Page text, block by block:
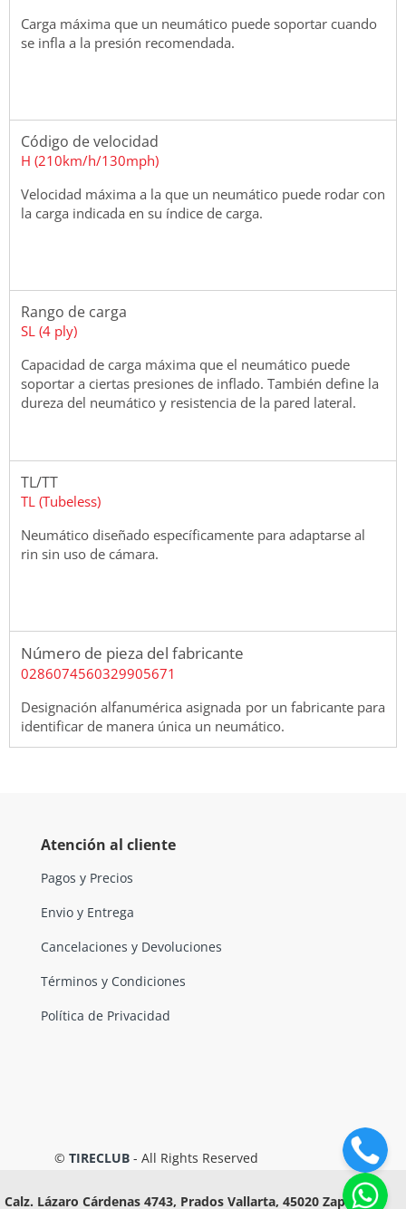
Carga máxima que un neumático puede soportar cuando
se infla a la presión recomendada.
Código de velocidad
H (210km/h/130mph)
Velocidad máxima a la que un neumático puede rodar con
la carga indicada en su índice de carga.
Rango de carga
SL (4 ply)
Capacidad de carga máxima que el neumático puede
soportar a ciertas presiones de inflado. También define la
dureza del neumático y resistencia de la pared lateral.
TL/TT
TL (Tubeless)
Neumático diseñado específicamente para adaptarse al
rin sin uso de cámara.
Número de pieza del fabricante
0286074560329905671
Designación alfanumérica asignada por un fabricante para
identificar de manera única un neumático.
Atención al cliente
Pagos y Precios
Envio y Entrega
Cancelaciones y Devoluciones
Términos y Condiciones
Política de Privacidad
© TIRECLUB - All Rights Reserved
Calz. Lázaro Cárdenas 4743, Prados Vallarta, 45020 Zapopan,